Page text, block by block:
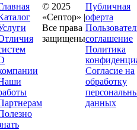
© 2025
«Септор» |
Все права
защищены
Публичная
оферта
соглашение
Политика
Согласие на
обработку
данных